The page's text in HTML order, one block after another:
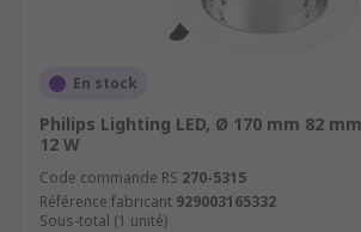
En stock
Philips Lighting LED, Ø 170 mm 82
12 W
Code commande RS 270-5315
Référence fabricant 929003165332
Sous-total (1 unité)